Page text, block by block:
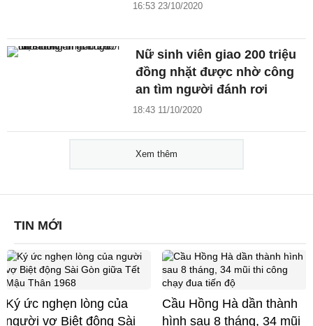
16:53 23/10/2020
Nữ sinh viên giao 200 triệu
đồng nhặt được nhờ công
an tìm người đánh rơi
18:43 11/10/2020
Xem thêm
TIN MỚI
Ký ức nghẹn lòng của
người vợ Biệt động Sài
Cầu Hồng Hà dần thành
hình sau 8 tháng, 34 mũi